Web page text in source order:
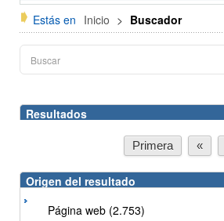
Estás en Inicio > Buscador
Resultados
Primera «
Origen del resultado
Página web (2.753)